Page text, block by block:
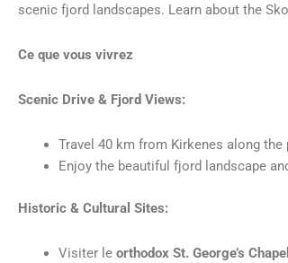
scenic fjord landscapes. Learn about the
Ce que vous vivrez
Scenic Drive & Fjord Views:
Travel 40 km from Kirkenes along
Enjoy the beautiful fjord landscape
Historic & Cultural Sites:
Visiter le orthodox St. George’s Chapel